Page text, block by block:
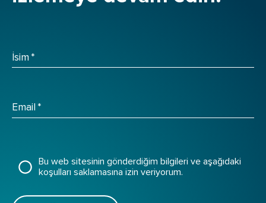
İsim *
Email *
Bu web sitesinin gönderdiğim bilgileri ve aşağıdaki
koşulları saklamasına izin veriyorum.